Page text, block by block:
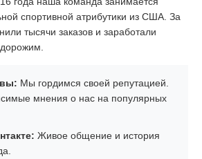
спортивной атрибутики из США. За
тысячи заказов и заработали
Мы гордимся своей репутацией.
мнения о нас на популярных
Живое общение и история